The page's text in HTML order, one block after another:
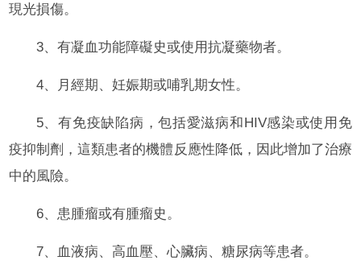
現光損傷。
3、有凝血功能障礙史或使用抗凝藥物者。
4、月經期、妊娠期或哺乳期女性。
5、有免疫缺陷病，包括愛滋病和HIV感染或使用免
疫抑制劑，這類患者的機體反應性降低，因此增加了治療
中的風險。
6、患腫瘤或有腫瘤史。
7、血液病、高血壓、心臟病、糖尿病等患者。